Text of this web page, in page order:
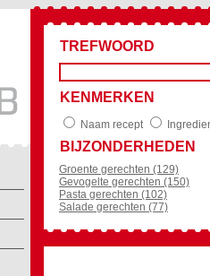
TREFWOORD
KENMERKEN
Naam recept
BIJZONDERHEDEN
Groente gerechten (129)
Gevogelte gerechten (150)
Pasta gerechten (102)
Salade gerechten (77)